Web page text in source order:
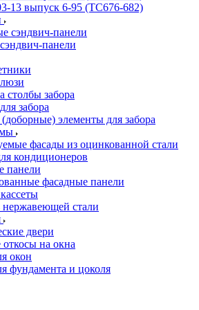
13 выпуск 6-95 (ТС676-682)
сэндвич-панели
панели
столбы забора
забора
элементы для забора
фасады из оцинкованной стали
кондиционеров
панели
фасадные панели
стали
двери
на окна
окон
фундамента и цоколя